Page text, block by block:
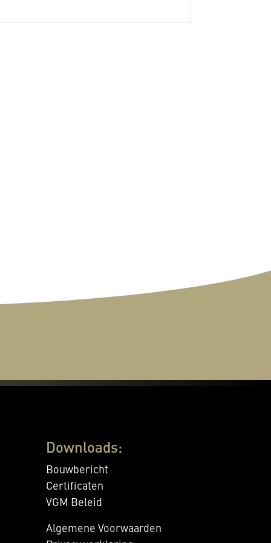
Downloads:
Bouwbericht
Certificaten
VGM Beleid
Algemene Voorwaarden